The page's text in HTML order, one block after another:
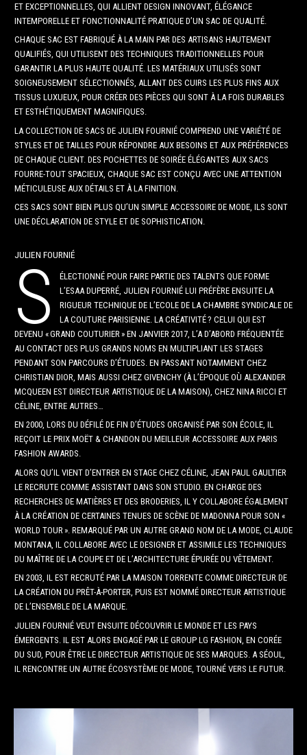
ET EXCEPTIONNELLES, QUI ALLIENT DESIGN INNOVANT, ÉLÉGANCE
INTEMPORELLE ET FONCTIONNALITÉ PRATIQUE D’UN SAC DE QUALITÉ.
CHAQUE SAC EST FABRIQUÉ À LA MAIN PAR DES ARTISANS HAUTEMENT
QUALIFIÉS, QUI UTILISENT DES TECHNIQUES TRADITIONNELLES POUR
GARANTIR LA PLUS HAUTE QUALITÉ. LES MATÉRIAUX UTILISÉS SONT
SOIGNEUSEMENT SÉLECTIONNÉS, ALLANT DES CUIRS LES PLUS FINS AUX
TISSUS LUXUEUX, POUR CRÉER DES PIÈCES QUI SONT À LA FOIS DURABLES
ET ESTHÉTIQUEMENT MAGNIFIQUES.
LA COLLECTION DE SACS DE JULIEN FOURNIÉ COMPREND UNE VARIÉTÉ DE
STYLES ET DE TAILLES POUR RÉPONDRE AUX BESOINS ET AUX PRÉFÉRENCES
DE CHAQUE CLIENT. DES POCHETTES DE SOIRÉE ÉLÉGANTES AUX SACS
FOURRE-TOUT SPACIEUX, CHAQUE SAC EST CONÇU AVEC UNE ATTENTION
MÉTICULEUSE AUX DÉTAILS ET À LA FINITION.
CES SACS SONT BIEN PLUS QU’UN SIMPLE ACCESSOIRE DE MODE, ILS SONT
UNE DÉCLARATION DE STYLE ET DE SOPHISTICATION.
JULIEN FOURNIÉ
S
ÉLECTIONNÉ POUR FAIRE PARTIE DES TALENTS QUE FORME
L’ESAA DUPERRÉ, JULIEN FOURNIÉ LUI PRÉFÈRE ENSUITE LA
RIGUEUR TECHNIQUE DE L’ECOLE DE LA CHAMBRE SYNDICALE DE
LA COUTURE PARISIENNE. LA CRÉATIVITÉ ? CELUI QUI EST
DEVENU « GRAND COUTURIER » EN JANVIER 2017, L’A D’ABORD FRÉQUENTÉE
AU CONTACT DES PLUS GRANDS NOMS EN MULTIPLIANT LES STAGES
PENDANT SON PARCOURS D’ÉTUDES. EN PASSANT NOTAMMENT CHEZ
CHRISTIAN DIOR, MAIS AUSSI CHEZ GIVENCHY (À L’ÉPOQUE OÙ ALEXANDER
MCQUEEN EST DIRECTEUR ARTISTIQUE DE LA MAISON), CHEZ NINA RICCI ET
CÉLINE, ENTRE AUTRES…
EN 2000, LORS DU DÉFILÉ DE FIN D’ÉTUDES ORGANISÉ PAR SON ÉCOLE, IL
REÇOIT LE PRIX MOËT & CHANDON DU MEILLEUR ACCESSOIRE AUX PARIS
FASHION AWARDS.
ALORS QU’IL VIENT D’ENTRER EN STAGE CHEZ CÉLINE, JEAN PAUL GAULTIER
LE RECRUTE COMME ASSISTANT DANS SON STUDIO. EN CHARGE DES
RECHERCHES DE MATIÈRES ET DES BRODERIES, IL Y COLLABORE ÉGALEMENT
À LA CRÉATION DE CERTAINES TENUES DE SCÈNE DE MADONNA POUR SON «
WORLD TOUR ». REMARQUÉ PAR UN AUTRE GRAND NOM DE LA MODE, CLAUDE
MONTANA, IL COLLABORE AVEC LE DESIGNER ET ASSIMILE LES TECHNIQUES
DU MAÎTRE DE LA COUPE ET DE L’ARCHITECTURE ÉPURÉE DU VÊTEMENT.
EN 2003, IL EST RECRUTÉ PAR LA MAISON TORRENTE COMME DIRECTEUR DE
LA CRÉATION DU PRÊT-À-PORTER, PUIS EST NOMMÉ DIRECTEUR ARTISTIQUE
DE L’ENSEMBLE DE LA MARQUE.
JULIEN FOURNIÉ VEUT ENSUITE DÉCOUVRIR LE MONDE ET LES PAYS
ÉMERGENTS. IL EST ALORS ENGAGÉ PAR LE GROUP LG FASHION, EN CORÉE
DU SUD, POUR ÊTRE LE DIRECTEUR ARTISTIQUE DE SES MARQUES. A SÉOUL,
IL RENCONTRE UN AUTRE ÉCOSYSTÈME DE MODE, TOURNÉ VERS LE FUTUR.